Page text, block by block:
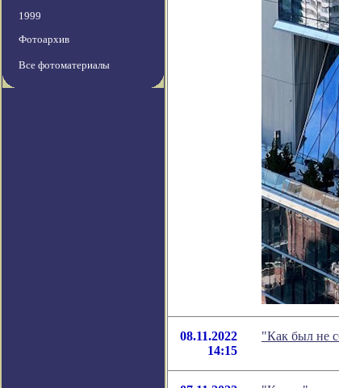
1999
Фотоархив
Все фотоматериалы
08.11.2022
14:15
"Как был не